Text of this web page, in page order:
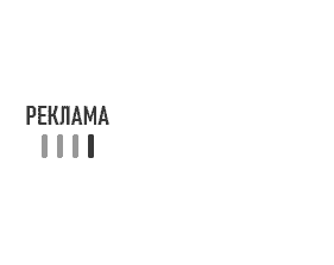
расстояния между
нагрузке на пол (до